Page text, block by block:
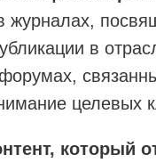
журналах,
в
целевых
который